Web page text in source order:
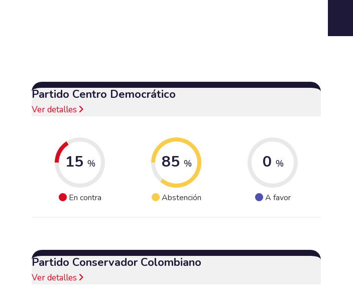
Partido Centro Democrático
Ver detalles
15 %
En contra
85 %
Abstención
0 %
A favor
Partido Conservador Colombiano
Ver detalles